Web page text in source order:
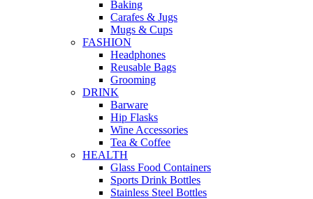
Baking
Carafes & Jugs
Mugs & Cups
FASHION
Headphones
Reusable Bags
Grooming
DRINK
Barware
Hip Flasks
Wine Accessories
Tea & Coffee
HEALTH
Glass Food Containers
Sports Drink Bottles
Stainless Steel Bottles